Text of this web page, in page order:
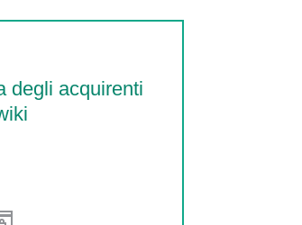
degli acquirenti